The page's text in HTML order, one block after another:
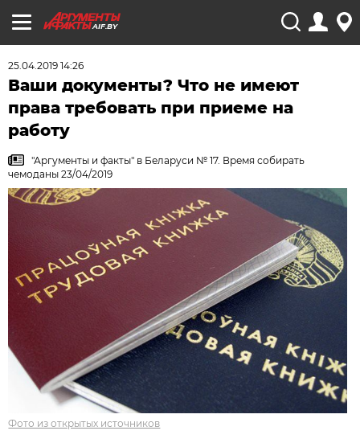
AIF.BY
25.04.2019 14:26
Ваши документы? Что не имеют
права требовать при приеме на
работу
"Аргументы и факты" в Беларуси № 17. Время собирать
чемоданы 23/04/2019
Фото из открытых источников